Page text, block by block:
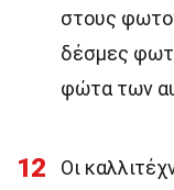
στους
δέσμες
φώτα των
12
Οι